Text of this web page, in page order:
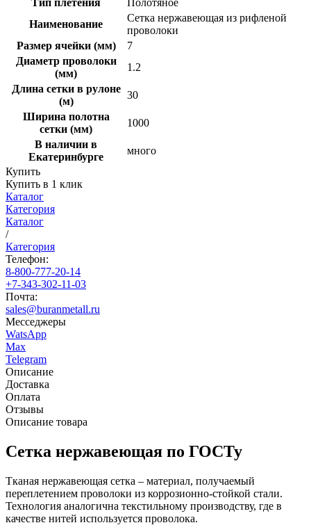
Наименование
Сетка нержавеющая из рифленой
проволоки
Размер ячейки (мм)
7
Диаметр проволоки
(мм)
1.2
Длина сетки в рулоне
(м)
30
Ширина полотна
сетки (мм)
1000
В наличии в
Екатеринбурге
много
Купить
Купить в 1 клик
Каталог
Категория
Каталог
/
Категория
Телефон:
8-800-777-20-14
+7-343-302-11-03
Почта:
sales@buranmetall.ru
Месседжеры
WatsApp
Max
Telegram
Описание
Доставка
Оплата
Отзывы
Описание товара
Сетка нержавеющая по ГОСТу
Тканая нержавеющая сетка – материал, получаемый
переплетением проволоки из коррозионно-стойкой стали.
Технология аналогична текстильному производству, где в
качестве нитей используется проволока.